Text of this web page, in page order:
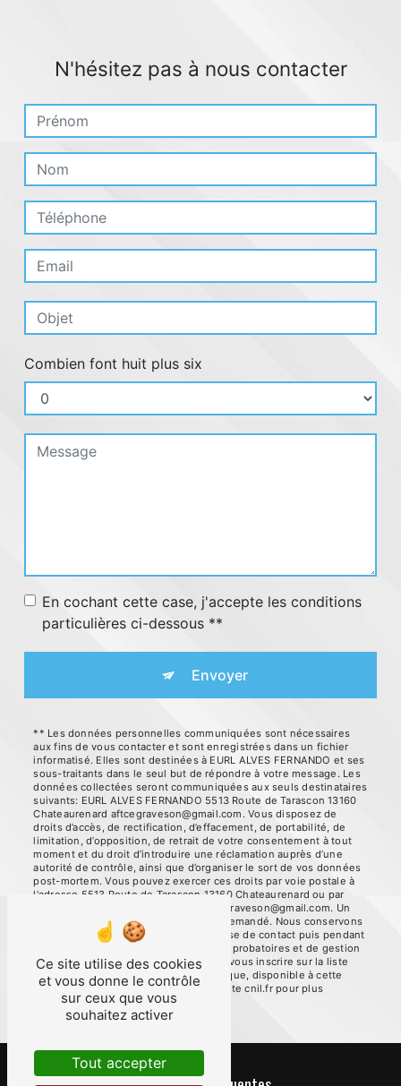
N'hésitez pas à nous contacter
Combien font huit plus six
En cochant cette case, j'accepte les conditions
particulières ci-dessous **
Envoyer
** Les données personnelles communiquées sont nécessaires
aux fins de vous contacter et sont enregistrées dans un fichier
informatisé. Elles sont destinées à EURL ALVES FERNANDO et ses
sous-traitants dans le seul but de répondre à votre message. Les
données collectées seront communiquées aux seuls destinataires
suivants: EURL ALVES FERNANDO 5513 Route de Tarascon 13160
Chateaurenard aftcegraveson@gmail.com. Vous disposez de
droits d’accès, de rectification, d’effacement, de portabilité, de
limitation, d’opposition, de retrait de votre consentement à tout
moment et du droit d’introduire une réclamation auprès d’une
autorité de contrôle, ainsi que d’organiser le sort de vos données
post-mortem. Vous pouvez exercer ces droits par voie postale à
l'adresse 5513 Route de Tarascon 13160 Chateaurenard ou par
courrier électronique à l'adresse aftcegraveson@gmail.com. Un
justificatif d'identité pourra vous être demandé. Nous conservons
vos données pendant la période de prise de contact puis pendant
la durée de prescription légale aux fins probatoires et de gestion
des contentieux. Vous avez le droit de vous inscrire sur la liste
d'opposition au démarchage téléphonique, disponible à cette
adresse:
Bloctel.gouv.fr. Consultez le site cnil.fr pour plus
d’informations sur vos droits.
Ce site utilise des cookies
et vous donne le contrôle
sur ceux que vous
souhaitez activer
Tout accepter